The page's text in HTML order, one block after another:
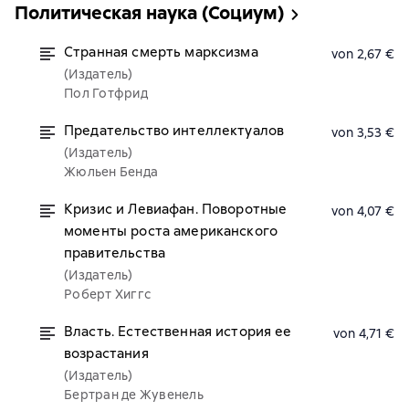
Политическая наука (Социум)
Странная смерть марксизма
(Издатель)
Пол Готфрид
von 2,67 €
Предательство интеллектуалов
(Издатель)
Жюльен Бенда
von 3,53 €
Кризис и Левиафан. Поворотные
моменты роста американского
правительства
(Издатель)
Роберт Хиггс
von 4,07 €
Власть. Естественная история ее
возрастания
(Издатель)
Бертран де Жувенель
von 4,71 €